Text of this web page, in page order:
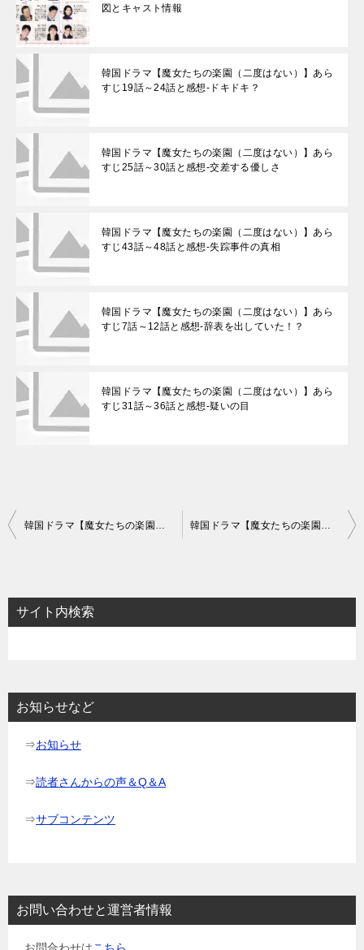
図とキャスト情報
韓国ドラマ【魔女たちの楽園（二度はない）】あら
すじ19話～24話と感想-ドキドキ？
韓国ドラマ【魔女たちの楽園（二度はない）】あら
すじ25話～30話と感想-交差する優しさ
韓国ドラマ【魔女たちの楽園（二度はない）】あら
すじ43話～48話と感想-失踪事件の真相
韓国ドラマ【魔女たちの楽園（二度はない）】あら
すじ7話～12話と感想-辞表を出していた！？
韓国ドラマ【魔女たちの楽園（二度はない）】あら
すじ31話～36話と感想-疑いの目
投
ビ
ゲ
ョ
韓国ドラマ【魔女たちの楽園（二度はない）】あらすじ49話～54話と感想-謎の火事 韓国ドラマ【魔女たちの楽園（二度はない）】あらすじ61話～66話と感想-しょく罪
サイト内検索
お知らせなど
⇒お知らせ
⇒読者さんからの声＆Q＆A
⇒サブコンテンツ
お問い合わせと運営者情報